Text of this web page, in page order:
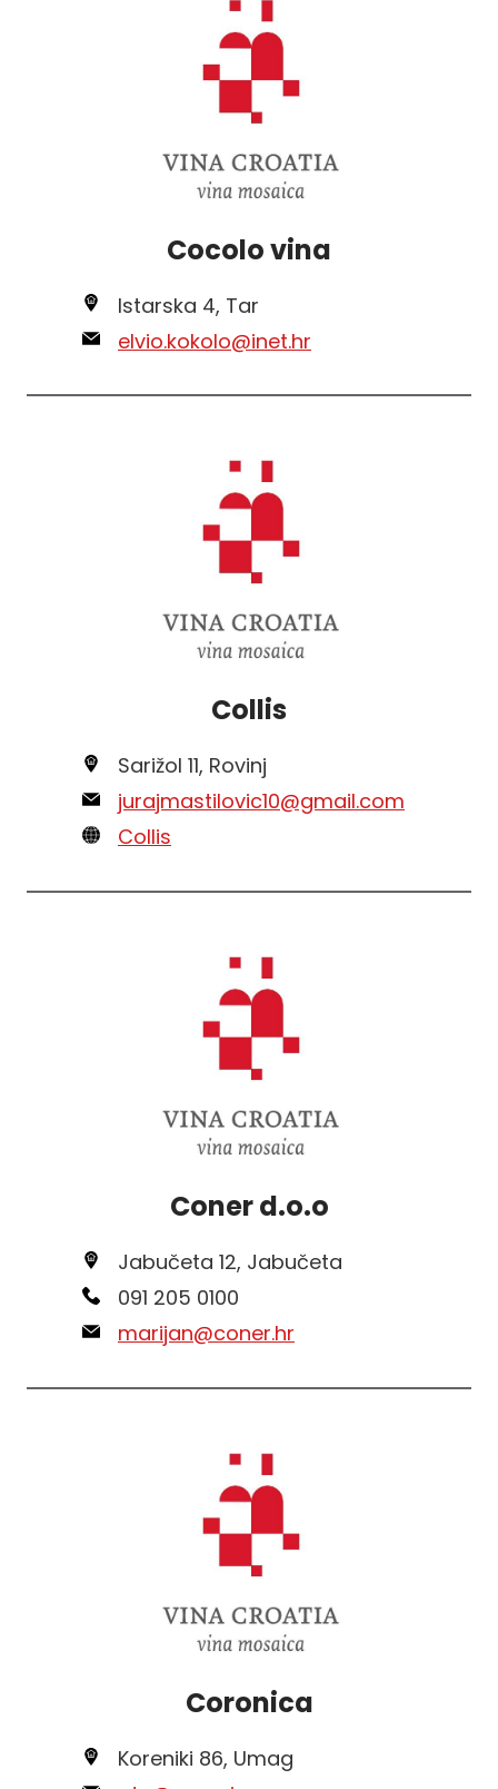
Cocolo vina
Istarska 4, Tar
elvio.kokolo@inet.hr
Collis
Sarižol 11, Rovinj
jurajmastilovic10@gmail.com
Collis
Coner d.o.o
Jabučeta 12, Jabučeta
091 205 0100
marijan@coner.hr
Coronica
Koreniki 86, Umag